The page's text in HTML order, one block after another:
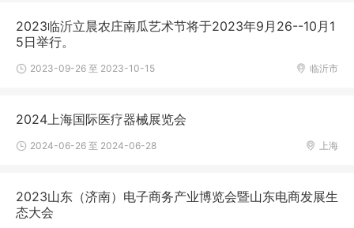
2023临沂立晨农庄南瓜艺术节将于2023年9月26--10月1
5日举行。
临沂市
2023-09-26 至 2023-10-15
2024上海国际医疗器械展览会
上海
2024-06-26 至 2024-06-28
2023山东（济南）电子商务产业博览会暨山东电商发展生
态大会